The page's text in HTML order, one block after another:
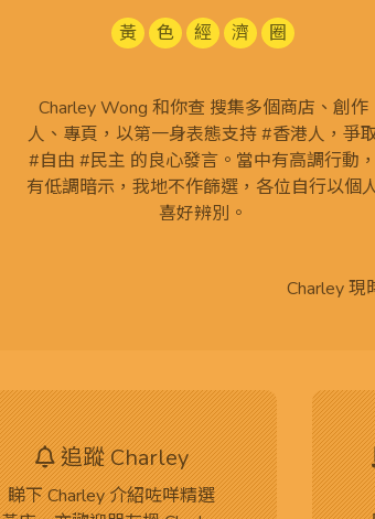
黃 色 經 濟 圈
Charley Wong 和你查 搜集多個商店、創作
人、專頁，以第一身表態支持 #香港人，爭
#自由 #民主 的良心發言。當中有高調行動，
有低調暗示，我地不作篩選，各位自行以個
喜好辨別。
Charley
追蹤 Charley
睇下 Charley 介紹咗咩精選